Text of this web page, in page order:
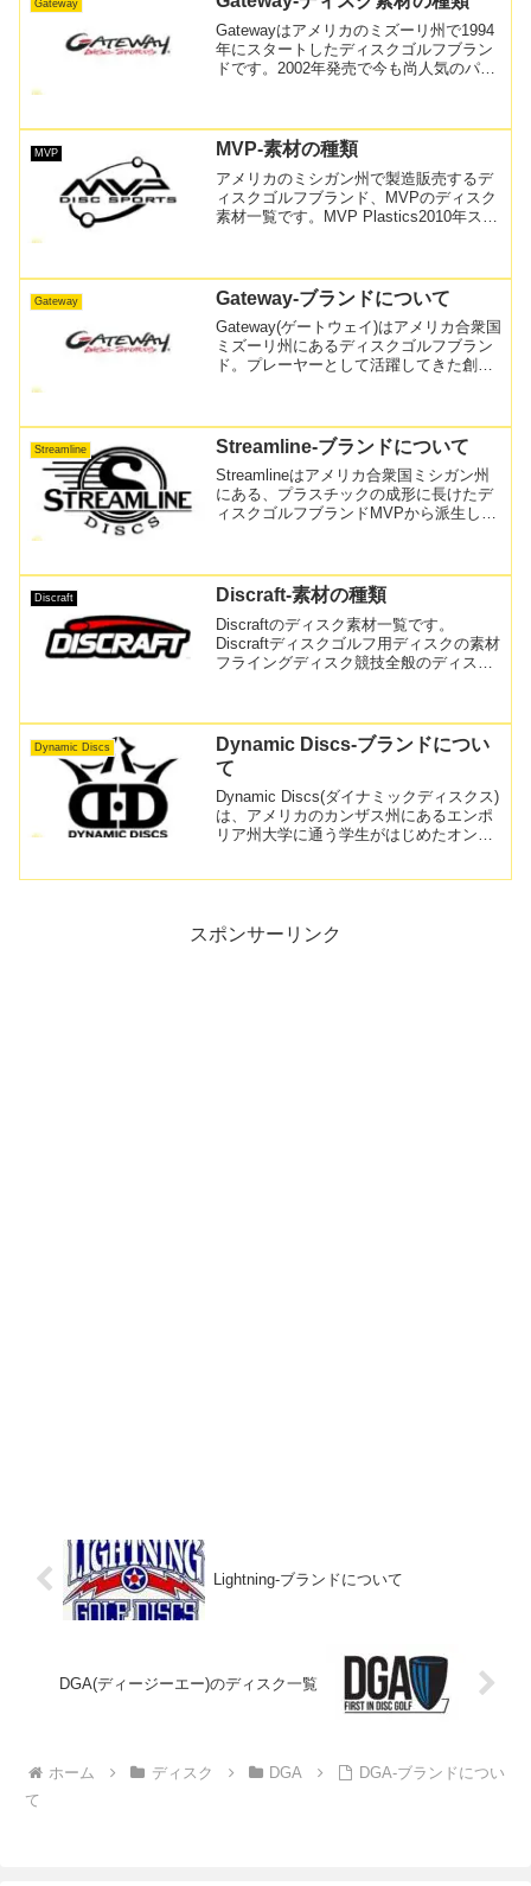
Gateway
Gatewayはアメリカのミズーリ州で1994
年にスタートしたディスクゴルフブラン
ドです。2002年発売で今も尚人気のパタ
で、地球に優しい麻素材、有機素材を利
用するなど...
MVP MVP-素材の種類
アメリカのミシガン州で製造販売するデ
ィスクゴルフブランド、MVPのディスク
素材一覧です。MVP Plastics2010年スタ
評が...
Gateway Gateway-ブランドについて
Gateway(ゲートウェイ)はアメリカ合衆国
ミズーリ州にあるディスクゴルフブラン
ド。プレーヤーとして活躍してきた創設
ディスクゴルフイベントのサポートなど
により競技の普...
Streamline Streamline-ブランドについて
Streamlineはアメリカ合衆国ミシガン州
にある、プラスチックの成形に長けたデ
ィスクゴルフブランドMVPから派生した
やかなデザイン面も含め固定のファンを
獲得するブ...
Discraft Discraft-素材の種類
Discraftのディスク素材一覧です。
Discraftディスクゴルフ用ディスクの素材
フライングディスク競技全般のディスク
時のプレイヤー同士で、飛行性能の安定
したデ...
Dynamic Discs
Dynamic Discs-ブランドについ
て
Dynamic Discs(ダイナミックディスクス)
は、アメリカのカンザス州にあるエンポ
リア州大学に通う学生がはじめたオンラ
スポンサーリンク
Lightning-ブランドについて
DGA(ディージーエー)のディスク一覧
ホーム ディスク DGA
DGA-ブランドについ
て